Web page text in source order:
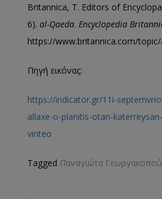
Britannica, T. Editors of
6). al-Qaeda. Encyclopedia
https://www.britannica.com/topic/
Πηγή εικόνας:
https://indicator.gr/11i-
allaxe-o-planitis-otan-
vinteo
Tagged Παναγιώτα